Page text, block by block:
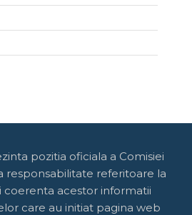
pozitia oficiala a Comisiei
responsabilitate referitoare la
coerenta acestor informatii
care au initiat pagina web